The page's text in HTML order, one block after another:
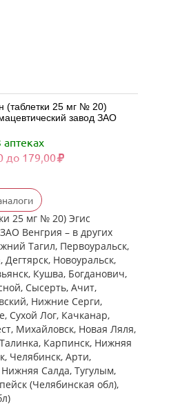
(таблетки 25 мг № 20)
завод ЗАО
аптеках
до 179,00
(таблетки 25 мг № 20)
Россия Озон ООО г.
Россия
118,00
(таблетки 25 мг № 40)
завод ЗАО
до 305,00
(таблетки 25 мг № 20)
Рус ООО Биохимик АО г.
25 мг № 20) Эгис
Венгрия – в других
Тагил, Первоуральск,
Новоуральск,
Кушва, Богданович,
Сысерть, Ачит,
Нижние Cерги,
Сухой Лог, Качканар,
Михайловск, Новая Ляля,
Карпинск, Нижняя
Челябинск, Арти,
Салда, Тугулым,
(Челябинская обл),